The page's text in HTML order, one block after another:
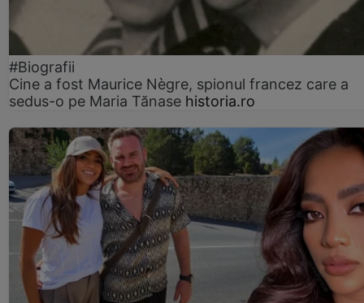
#Biografii
Cine a fost Maurice Nègre, spionul francez care a
sedus-o pe Maria Tănase historia.ro